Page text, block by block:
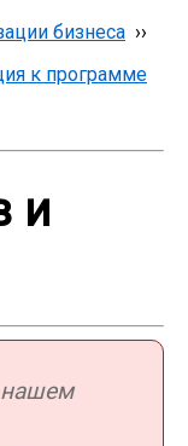
бизнеса ››
к программе
и
нашем